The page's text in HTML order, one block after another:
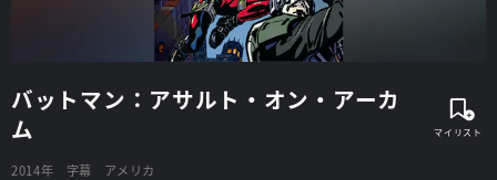
バットマン：アサルト・オン・アーカ
ム
2014年 字幕 アメリカ